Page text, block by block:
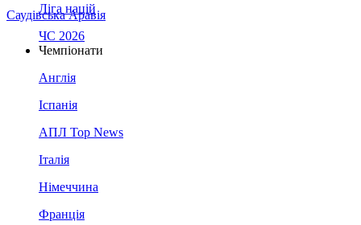
Саудівська Аравія
Ліга націй
ЧС 2026
Чемпіонати
Англія
Іспанія
АПЛ Top News
Італія
Німеччина
Франція